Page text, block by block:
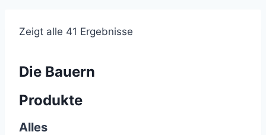
Zeigt alle 41 Ergebnisse
Die Bauern
Produkte
Alles